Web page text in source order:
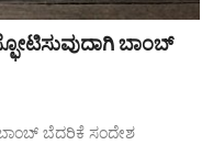
ಬಾಂಬ್​​
ಬೆದರಿಕೆ ಸಂದೇಶ